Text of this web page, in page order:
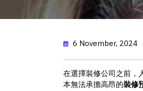
6 November, 2024
在選擇裝修公司之前，
本無法承擔高昂的裝修